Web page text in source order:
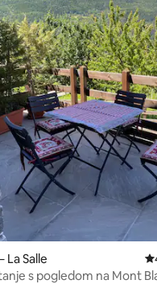
5, recenzija: 58
La Salle
s pogledom na Mont